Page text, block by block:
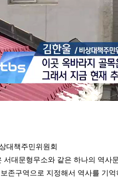
대책주민위원회
서대문형무소와 같은 하나의 역사
존구역으로 지정해서 역사를 기